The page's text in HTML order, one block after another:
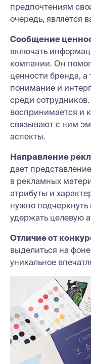
предпочтениям
очередь, является
Сообщение
включать
компании. Он
ценности бренда, а
понимание и
среди
воспринимается и
связывают с ним
аспекты.
Направление
дает
в рекламных
атрибуты и
нужно
удержать целевую
Отличие от
выделиться на
уникальное